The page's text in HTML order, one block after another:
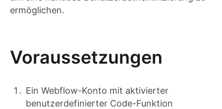
ermöglichen.
Voraussetzungen
Ein Webflow-Konto mit aktivierter
benutzerdefinierter Code-Funktion